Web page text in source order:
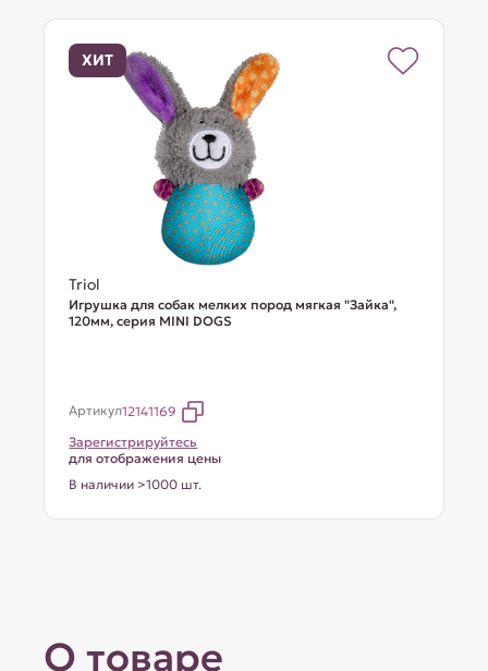
ХИТ
Triol
Игрушка для собак мелких пород мягкая "Зайка",
120мм, серия MINI DOGS
Артикул12141169
Зарегистрируйтесь
для отображения цены
В наличии >1000 шт.
О товаре